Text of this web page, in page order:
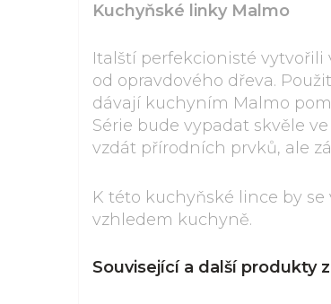
Kuchyňské linky Malmo
Italští perfekcionisté
od opravdového dřeva.
dávají kuchyním Malmo
Série bude vypadat skvěle
vzdát přírodních prvků, ale
K této kuchyňské lince by
vzhledem kuchyně.
Související a další produkty